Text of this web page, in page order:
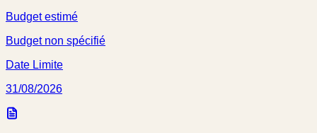
Budget estimé
Budget non spécifié
Date Limite
31/08/2026